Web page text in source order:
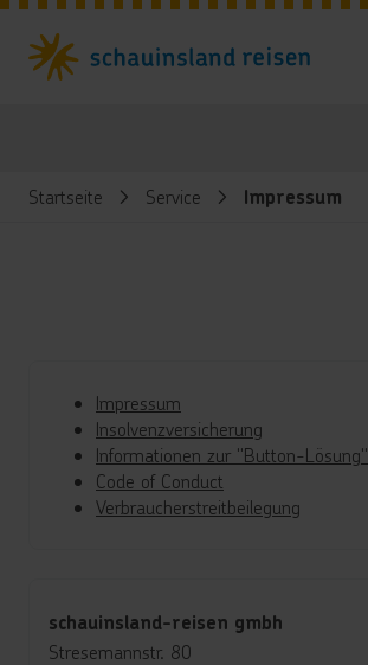
Startseite Service Impressum
Impressum
Insolvenzversicherung
Informationen zur "Button-Lösung"
Code of Conduct
Verbraucherstreitbeilegung
schauinsland-reisen gmbh
Stresemannstr. 80